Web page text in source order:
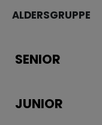
ALDERSGRUPPE
SENIOR
JUNIOR